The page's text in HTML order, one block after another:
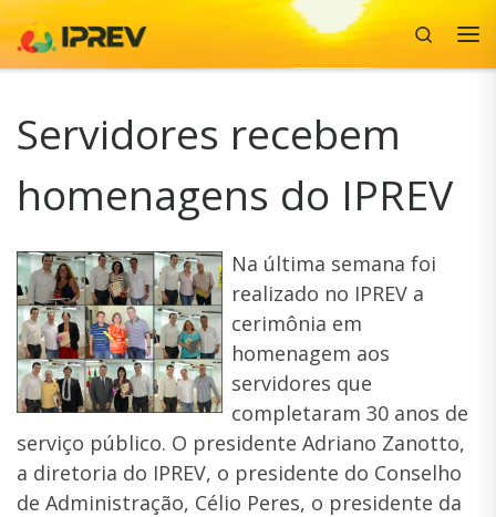
Skip to content
Search
Servidores recebem
homenagens do IPREV
Na última semana foi
realizado no IPREV a
cerimônia em
homenagem aos
servidores que
completaram 30 anos de
serviço público. O presidente Adriano Zanotto,
a diretoria do IPREV, o presidente do Conselho
de Administração, Célio Peres, o presidente da